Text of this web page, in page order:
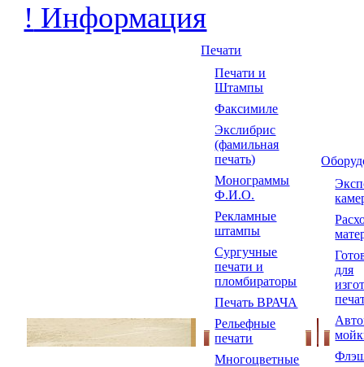
! Информация
Печати
Печати и
Штампы
Факсимиле
Экслибрис
(фамильная
печать)
Монограммы
Ф.И.О.
Рекламные
штампы
Сургучные
печати и
пломбираторы
Печать ВРАЧА
Рельефные
печати
Многоцветные
для